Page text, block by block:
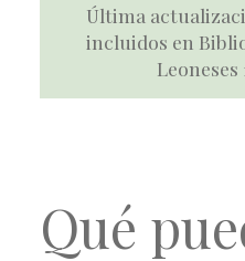
Última
incluidos en
Qué